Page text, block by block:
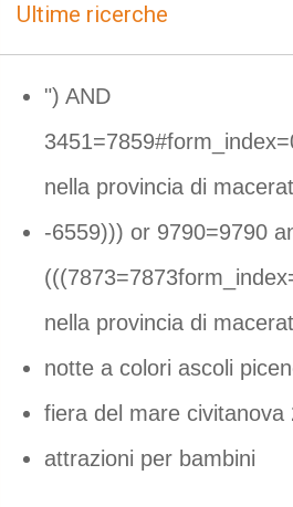
Ultime ricerche
") AND
nella provincia di
-6559))) or 9790=9790
nella provincia di
notte a colori ascoli
fiera del mare civitanova
attrazioni per bambini